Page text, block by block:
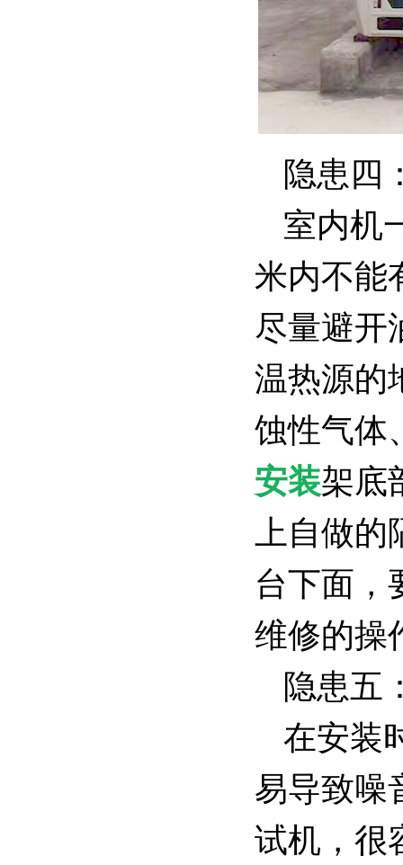
隐患四
室内机
米内不能
尽量避开
温热源的
蚀性气体
安装架底
上自做
台下面，
维修的操
隐患五
在安装
易导致噪
试机，很